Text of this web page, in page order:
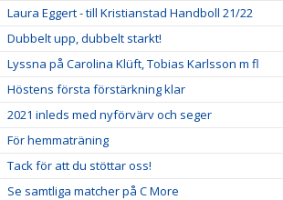
Laura Eggert - till Kristianstad Handboll 21/22
Dubbelt upp, dubbelt starkt!
Lyssna på Carolina Klüft, Tobias Karlsson m fl
Höstens första förstärkning klar
2021 inleds med nyförvärv och seger
För hemmaträning
Tack för att du stöttar oss!
Se samtliga matcher på C More